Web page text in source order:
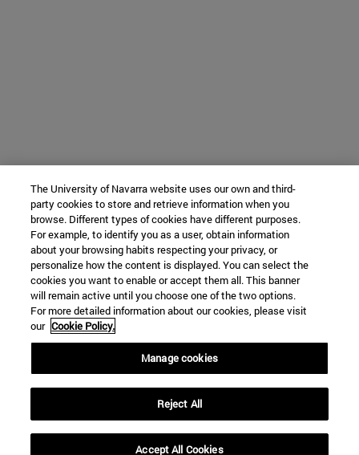
The University of Navarra website uses our own and third-
party cookies to store and retrieve information when you
browse. Different types of cookies have different purposes.
For example, to identify you as a user, obtain information
about your browsing habits respecting your privacy, or
personalize how the content is displayed. You can select the
cookies you want to enable or accept them all. This banner
will remain active until you choose one of the two options.
For more detailed information about our cookies, please visit
our Cookie Policy.
Manage cookies
Reject All
Accept All Cookies